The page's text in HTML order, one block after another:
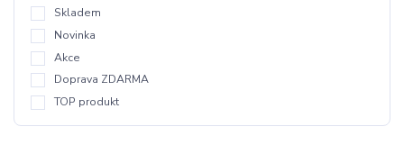
Skladem
Novinka
Akce
Doprava ZDARMA
TOP produkt